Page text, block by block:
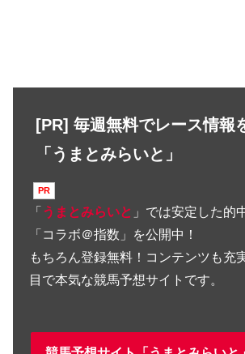
[PR] 毎週無料でレース情報
「うまとみらいと」
「 うまとみらいと 」では安定した的
「コラボ＠指数」を公開中！
もちろん登録無料！コンテンツも充
目で本気な競馬予想サイトです。